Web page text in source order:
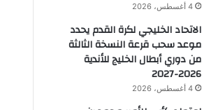
4 أغسطس، 2026
الاتحاد الخليجي لكرة القدم يحدد
موعد سحب قرعة النسخة الثالثة
من دوري أبطال الخليج للأندية
2026-2027
4 أغسطس، 2026